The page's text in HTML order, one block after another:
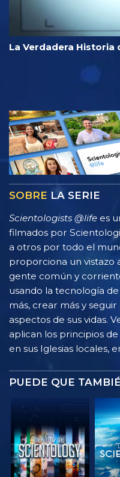
La Verdadera Historia
SOBRE LA SERIE
Scientologists @life es
filmados por
a otros por todo el
proporciona un vistazo
gente común y
usando la tecnología
más, crear más y
aspectos de sus vidas.
aplican los principios
en sus Iglesias locales,
PUEDE QUE